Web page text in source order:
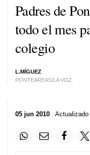
Padres de
todo el mes
colegio
L.MÍGUEZ
PONTEAREAS/LA VOZ.
05 jun 2010 .